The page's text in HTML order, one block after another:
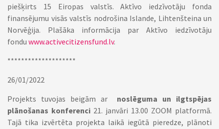
piešķirts 15 Eiropas valstīs. Aktīvo iedzīvotāju fonda
finansējumu visās valstīs nodrošina Islande, Lihtenšteina un
Norvēģija. Plašāka informācija par Aktīvo iedzīvotāju
fondu www.activecitizensfund.lv.
********************
26/01/2022
Projekts tuvojas beigām ar noslēguma un ilgtspējas
plānošanas konferenci 21. janvāri 13.00 ZOOM platformā.
Tajā tika izvērtēta projekta laikā iegūtā pieredze, plānoti